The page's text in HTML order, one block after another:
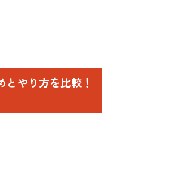
やり方を比較！